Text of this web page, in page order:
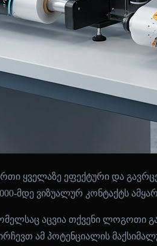
ყველაზე ეფექტური და
მდე ვიზუალურ კონტაქტს
აცვია თქვენი ლოგოთი
ამ პოტენციალის